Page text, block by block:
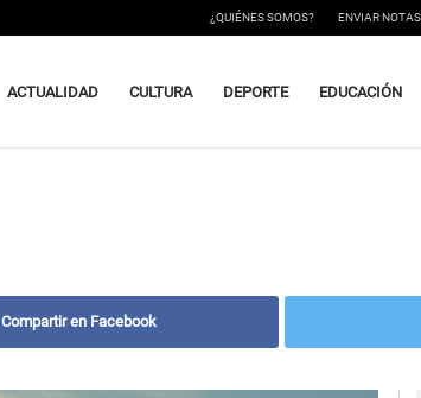
¿QUIÉNES SOMOS? ENVIAR
ACTUALIDAD CULTURA DEPORTE EDUCACIÓN
Compartir en Facebook